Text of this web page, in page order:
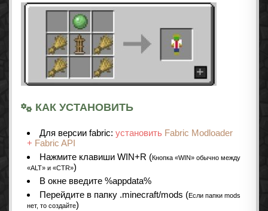
КАК УСТАНОВИТЬ
Для версии fabric: установить Fabric Modloader
+ Fabric API
Нажмите клавиши WIN+R (Кнопка «WIN» обычно между
«ALT» и «CTR»)
В окне введите %appdata%
Перейдите в папку .minecraft/mods (Если папки mods
нет, то создайте)